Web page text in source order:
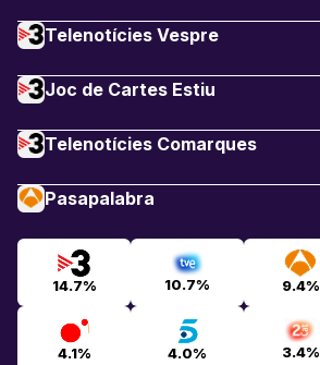
Telenotícies Vespre
Joc de Cartes Estiu
Telenotícies Comarques
Pasapalabra
14.7% 10.7% 9.4%
4.1% 4.0% 3.4%